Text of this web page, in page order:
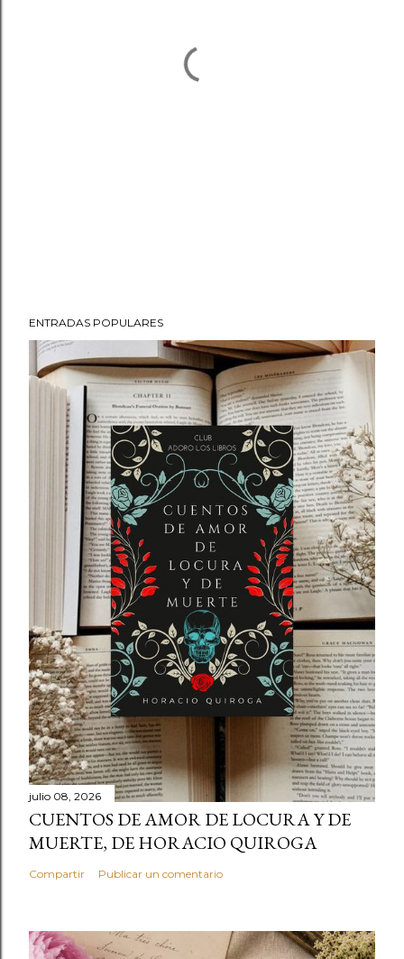
ENTRADAS POPULARES
julio 08, 2026
CUENTOS DE AMOR DE LOCURA Y DE
MUERTE, DE HORACIO QUIROGA
Compartir Publicar un comentario